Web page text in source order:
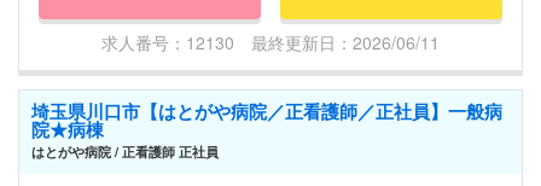
求人番号：12130 最終更新日：2026/06/11
埼玉県川口市【はとがや病院／正看護師／正社員】一般病
院★病棟
はとがや病院 / 正看護師 正社員